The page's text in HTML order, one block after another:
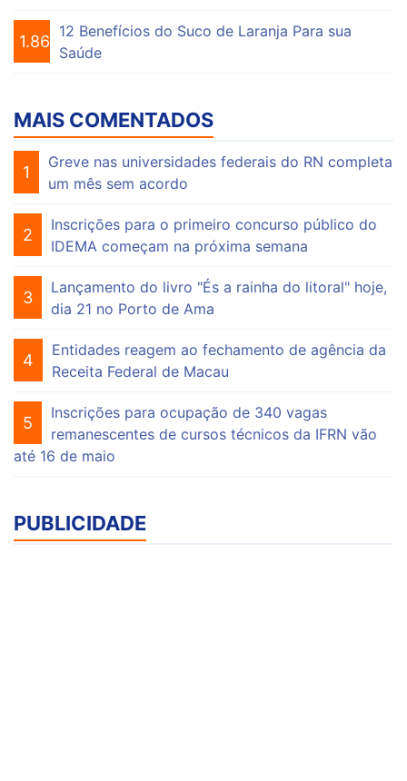
1.864
12 Benefícios do Suco de Laranja Para sua
Saúde
MAIS COMENTADOS
1
Greve nas universidades federais do RN completa
um mês sem acordo
2
Inscrições para o primeiro concurso público do
IDEMA começam na próxima semana
3
Lançamento do livro "És a rainha do litoral" hoje,
dia 21 no Porto de Ama
4
Entidades reagem ao fechamento de agência da
Receita Federal de Macau
5
Inscrições para ocupação de 340 vagas
remanescentes de cursos técnicos da IFRN vão
até 16 de maio
PUBLICIDADE